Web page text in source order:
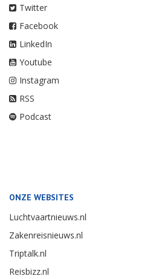
Twitter
Facebook
LinkedIn
Youtube
Instagram
RSS
Podcast
ONZE WEBSITES
Luchtvaartnieuws.nl
Zakenreisnieuws.nl
Triptalk.nl
Reisbizz.nl